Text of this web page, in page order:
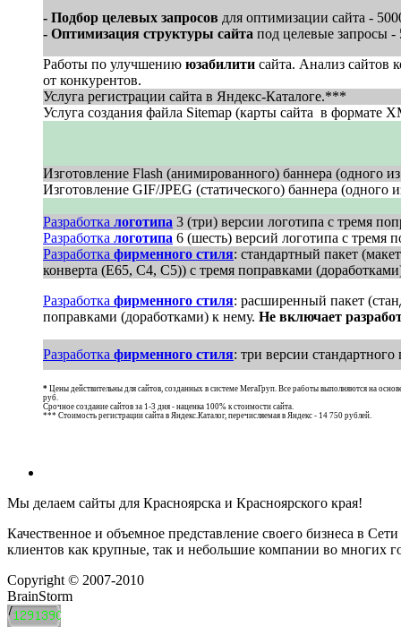
- Подбор целевых запросов для оптимизации сайта -
- Оптимизация структуры сайта под целевые запросы -
Работы по улучшению юзабилити сайта. Анализ сайтов
от конкурентов.
Услуга регистрации сайта в Яндекс-Каталоге.***
Услуга создания файла Sitemap (карты сайта в формате
Изготовление Flash (анимированного) баннера (одного
Изготовление GIF/JPEG (статического) баннера (одного
Разработка логотипа 3 (три) версии логотипа с тремя
Разработка логотипа 6 (шесть) версий логотипа с тремя
Разработка фирменного стиля: стандартный пакет
конверта (E65, C4, C5)) с тремя поправками
Разработка фирменного стиля: расширенный пакет
поправками (доработками) к нему. Не включает
Разработка фирменного стиля: три версии
* Цены действительны для сайтов, созданных в системе МегаГруп. Все работы выполняются на
руб.
Срочное создание сайтов за 1-3 дня - наценка 100% к стоимости сайта.
*** Стоимость регистрации сайта в Яндекс.Каталог, перечисляемая в Яндекс - 14 750 рублей.
Мы делаем сайты для Красноярска и Красноярского края!
Качественное и объемное представление своего бизнеса в
клиентов как крупные, так и небольшие компании во многих
Copyright © 2007-2010
BrainStorm